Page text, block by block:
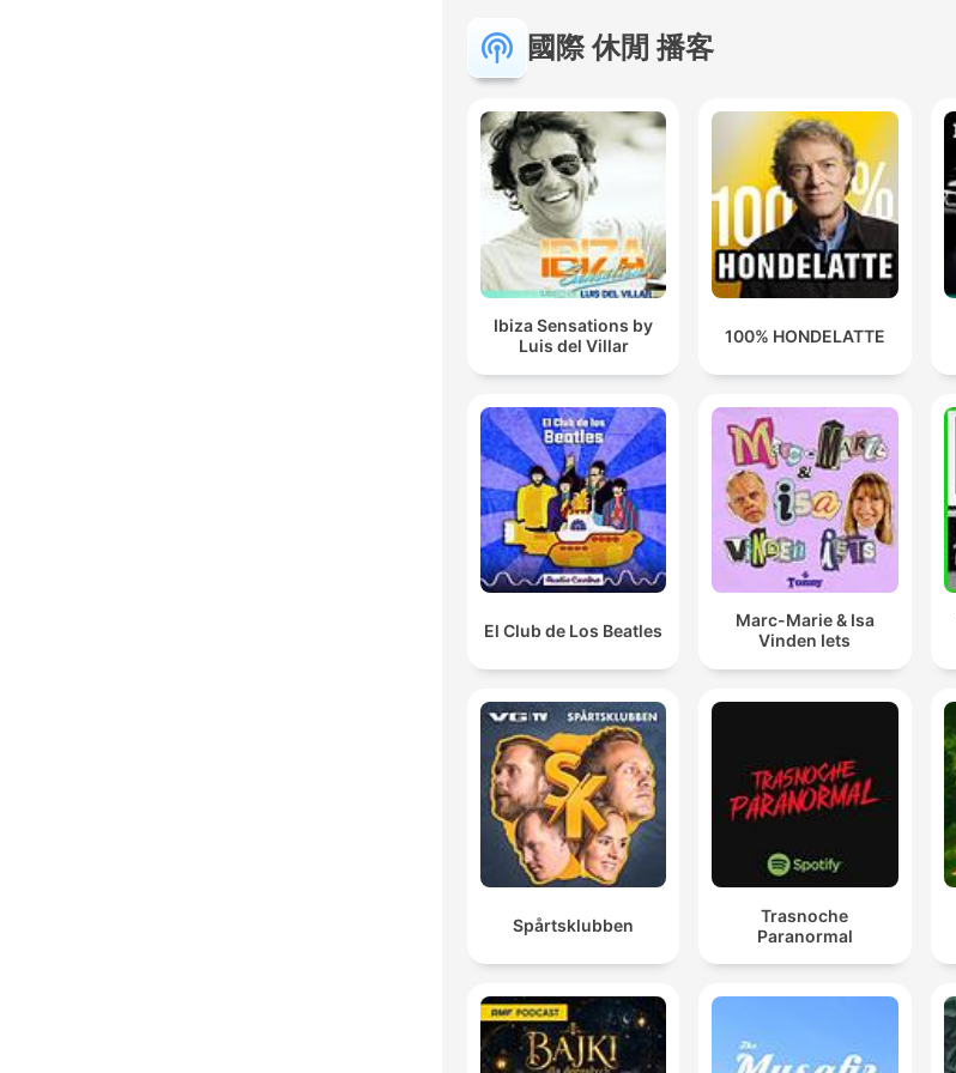
國際 休閒 播客
Ibiza Sensations by
Luis del Villar
100% HONDELATTE
El Club de Los Beatles
Marc-Marie & Isa
Vinden Iets
Spårtsklubben
Trasnoche
Paranormal